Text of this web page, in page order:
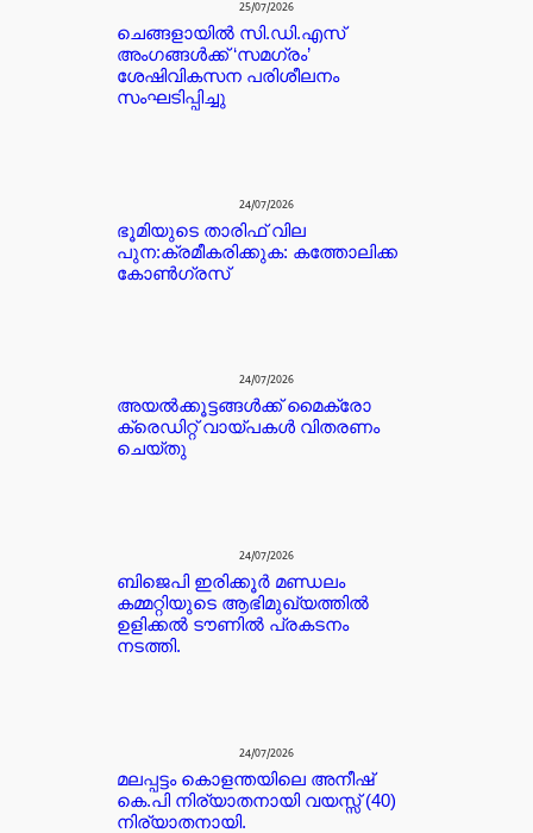
25/07/2026
ചെങ്ങളായിൽ സി.ഡി.എസ്
അംഗങ്ങൾക്ക് ‘സമഗ്രം’
ശേഷിവികസന പരിശീലനം
സംഘടിപ്പിച്ചു
24/07/2026
ഭൂമിയുടെ താരിഫ് വില
പുന:ക്രമീകരിക്കുക: കത്തോലിക്ക
കോൺഗ്രസ്
24/07/2026
അയൽക്കൂട്ടങ്ങൾക്ക് മൈക്രോ
ക്രെഡിറ്റ്‌ വായ്പകൾ വിതരണം
ചെയ്തു
24/07/2026
ബിജെപി ഇരിക്കൂർ മണ്ഡലം
കമ്മറ്റിയുടെ ആഭിമുഖ്യത്തിൽ
ഉളിക്കൽ ടൗണിൽ പ്രകടനം
നടത്തി.
24/07/2026
മലപ്പട്ടം കൊളന്തയിലെ അനീഷ്
കെ.പി നിര്യാതനായി വയസ്സ് (40)
നിര്യാതനായി.